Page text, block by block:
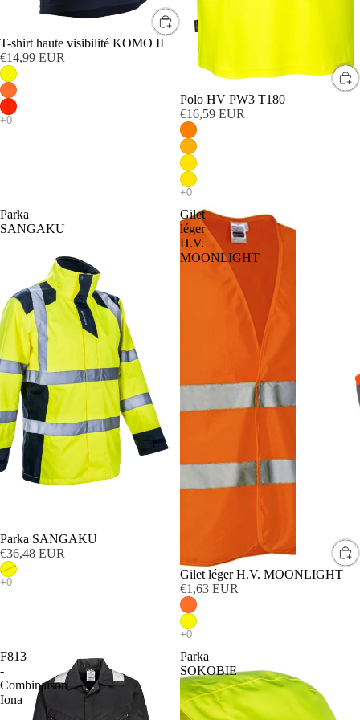
T-shirt haute visibilité KOMO II
€14,99 EUR
Polo HV PW3 T180
€16,59 EUR
Parka
SANGAKU
SOLD OUT
Parka SANGAKU
€36,48 EUR
Gilet
léger
H.V.
MOONLIGHT
Gilet léger H.V. MOONLIGHT
€1,63 EUR
F813
-
Combinaison
Iona
Parka
SOKOBIE